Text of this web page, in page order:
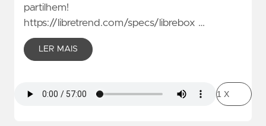
partilhem!
https://libretrend.com/specs/librebox …
LER MAIS